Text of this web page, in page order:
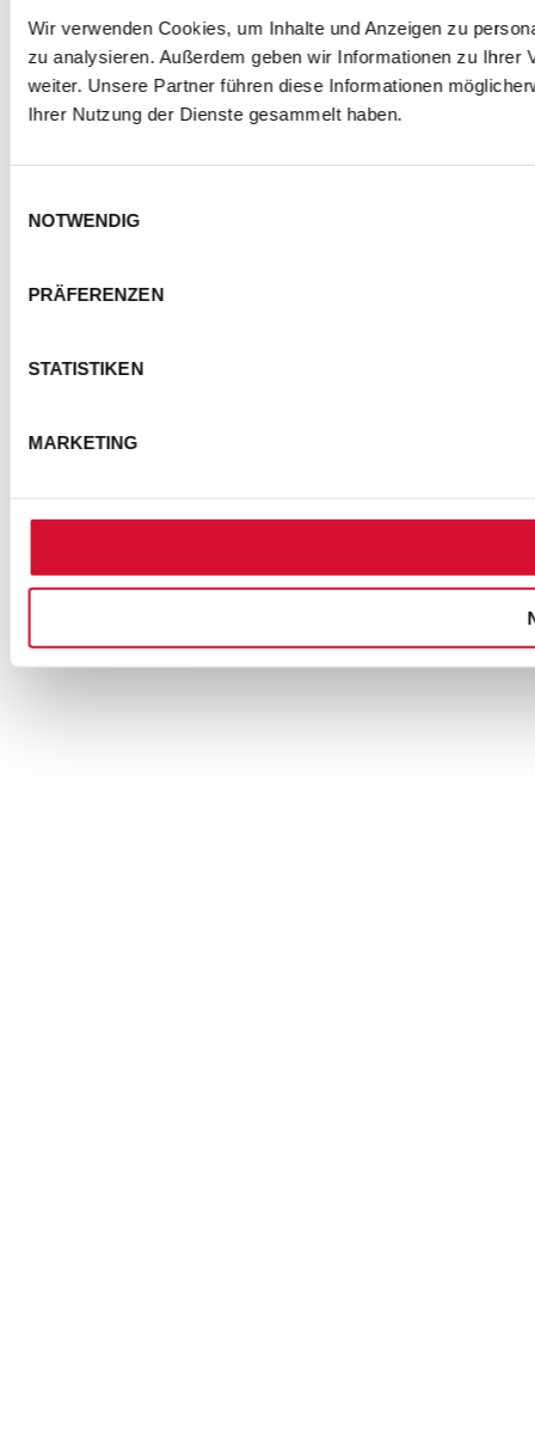
Wir verwenden Cookies, um Inhalte und Anzeigen zu
zu analysieren. Außerdem geben wir Informationen zu
weiter. Unsere Partner führen diese Informationen
Ihrer Nutzung der Dienste gesammelt haben.
NOTWENDIG
PRÄFERENZEN
STATISTIKEN
MARKETING